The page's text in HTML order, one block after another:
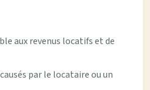
aux revenus locatifs et de
par le locataire ou un